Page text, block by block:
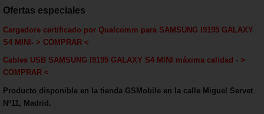
Ofertas especiales
Cargadore certificado por Qualcomm para SAMSUNG I9195 GALAXY
S4 MINI- > COMPRAR <
Cables USB SAMSUNG I9195 GALAXY S4 MINI máxima calidad - >
COMPRAR <
Producto disponible en la tienda GSMobile en la calle Miguel Servet
Nº11, Madrid.